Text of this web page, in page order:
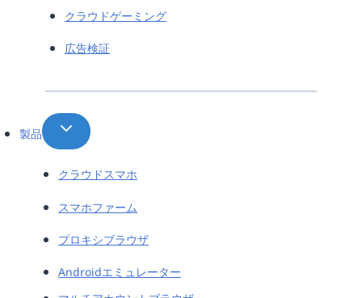
クラウドゲーミング
広告検証
製品
クラウドスマホ
スマホファーム
プロキシブラウザ
Androidエミュレーター